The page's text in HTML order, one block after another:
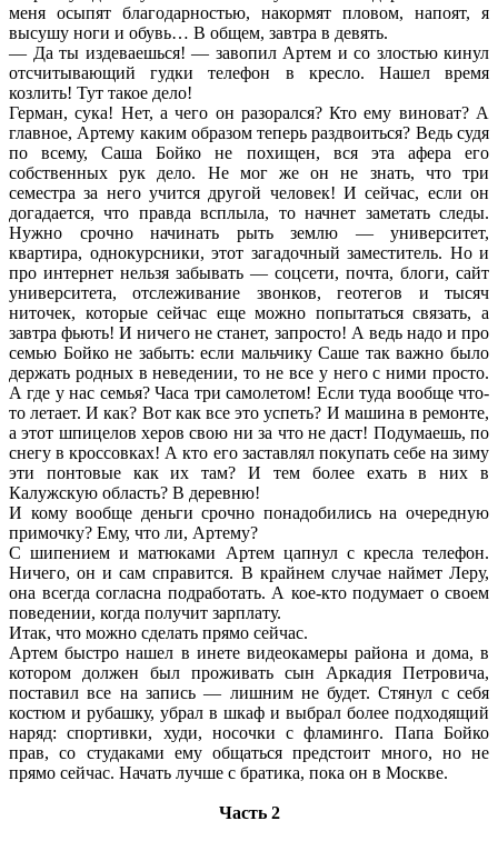
меня осыпят благодарностью, накормят пловом, напоят, я
высушу ноги и обувь… В общем, завтра в девять.
— Да ты издеваешься! — завопил Артем и со злостью кинул
отсчитывающий гудки телефон в кресло. Нашел время
козлить! Тут такое дело!
Герман, сука! Нет, а чего он разорался? Кто ему виноват? А
главное, Артему каким образом теперь раздвоиться? Ведь судя
по всему, Саша Бойко не похищен, вся эта афера его
собственных рук дело. Не мог же он не знать, что три
семестра за него учится другой человек! И сейчас, если он
догадается, что правда всплыла, то начнет заметать следы.
Нужно срочно начинать рыть землю — университет,
квартира, однокурсники, этот загадочный заместитель. Но и
про интернет нельзя забывать — соцсети, почта, блоги, сайт
университета, отслеживание звонков, геотегов и тысяч
ниточек, которые сейчас еще можно попытаться связать, а
завтра фьють! И ничего не станет, запросто! А ведь надо и про
семью Бойко не забыть: если мальчику Саше так важно было
держать родных в неведении, то не все у него с ними просто.
А где у нас семья? Часа три самолетом! Если туда вообще что-
то летает. И как? Вот как все это успеть? И машина в ремонте,
а этот шпицелов херов свою ни за что не даст! Подумаешь, по
снегу в кроссовках! А кто его заставлял покупать себе на зиму
эти понтовые как их там? И тем более ехать в них в
Калужскую область? В деревню!
И кому вообще деньги срочно понадобились на очередную
примочку? Ему, что ли, Артему?
С шипением и матюками Артем цапнул с кресла телефон.
Ничего, он и сам справится. В крайнем случае наймет Леру,
она всегда согласна подработать. А кое-кто подумает о своем
поведении, когда получит зарплату.
Итак, что можно сделать прямо сейчас.
Артем быстро нашел в инете видеокамеры района и дома, в
котором должен был проживать сын Аркадия Петровича,
поставил все на запись — лишним не будет. Стянул с себя
костюм и рубашку, убрал в шкаф и выбрал более подходящий
наряд: спортивки, худи, носочки с фламинго. Папа Бойко
прав, со студаками ему общаться предстоит много, но не
прямо сейчас. Начать лучше с братика, пока он в Москве.
Часть 2